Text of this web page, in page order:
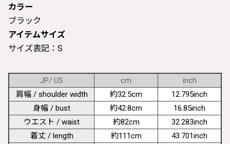
カラー
ブラック
アイテムサイズ
サイズ表記：S
JP/ US cm
inch
肩幅 / shoulder width
約32.5cm
12.795inch
身幅 / bust
約42.8cm
16.85inch
ウエスト / waist
約82cm
32.283inch
着丈 / length
約111cm
43.701inch